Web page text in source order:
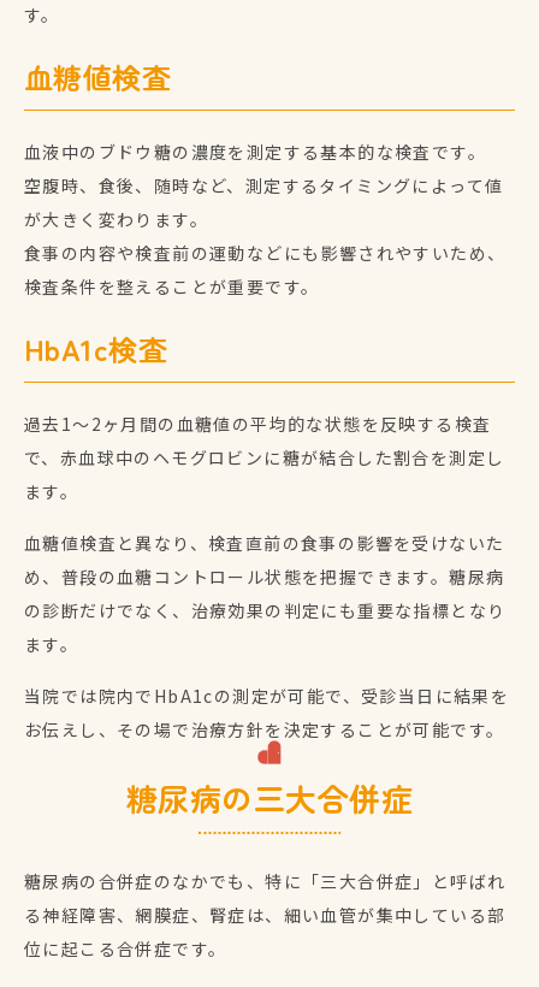
す。
血糖値検査
血液中のブドウ糖の濃度を測定する基本的な検査です。
空腹時、食後、随時など、測定するタイミングによって値
が大きく変わります。
食事の内容や検査前の運動などにも影響されやすいため、
検査条件を整えることが重要です。
HbA1c検査
過去1～2ヶ月間の血糖値の平均的な状態を反映する検査
で、赤血球中のヘモグロビンに糖が結合した割合を測定し
ます。
血糖値検査と異なり、検査直前の食事の影響を受けないた
め、普段の血糖コントロール状態を把握できます。糖尿病
の診断だけでなく、治療効果の判定にも重要な指標となり
ます。
当院では院内でHbA1cの測定が可能で、受診当日に結果を
お伝えし、その場で治療方針を決定することが可能です。
糖尿病の三大合併症
糖尿病の合併症のなかでも、特に「三大合併症」と呼ばれ
る神経障害、網膜症、腎症は、細い血管が集中している部
位に起こる合併症です。